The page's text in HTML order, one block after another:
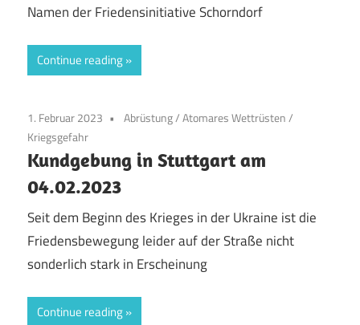
Namen der Friedensinitiative Schorndorf
Continue reading
1. Februar 2023 Abrüstung/Atomares Wettrüsten/
Kriegsgefahr
Kundgebung in Stuttgart am
04.02.2023
Seit dem Beginn des Krieges in der Ukraine ist die
Friedensbewegung leider auf der Straße nicht
sonderlich stark in Erscheinung
Continue reading